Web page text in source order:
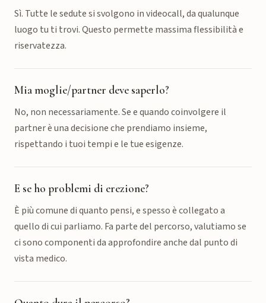
Sì. Tutte le sedute si svolgono in videocall, da qualunque
luogo tu ti trovi. Questo permette massima flessibilità e
riservatezza.
Mia moglie/partner deve saperlo?
No, non necessariamente. Se e quando coinvolgere il
partner è una decisione che prendiamo insieme,
rispettando i tuoi tempi e le tue esigenze.
E se ho problemi di erezione?
È più comune di quanto pensi, e spesso è collegato a
quello di cui parliamo. Fa parte del percorso, valutiamo se
ci sono componenti da approfondire anche dal punto di
vista medico.